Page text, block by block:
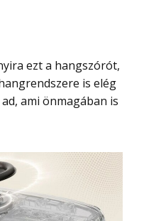
is elég
ami önmagában is